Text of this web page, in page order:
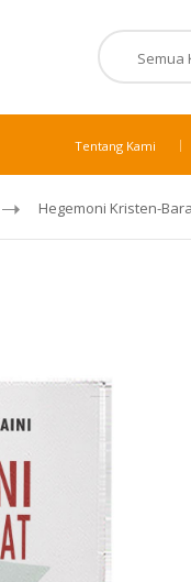
Tentang Kami
Hegemoni Kristen-